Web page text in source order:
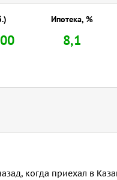
Ипотека, %
8,1
когда приехал в